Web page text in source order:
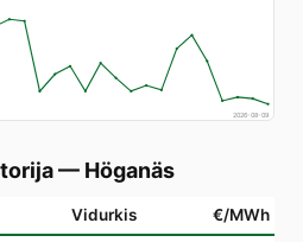
2026-08-09
— Höganäs
Vidurkis €/MWh